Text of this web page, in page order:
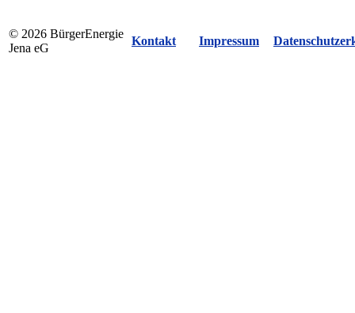
© 2026 BürgerEnergie
Jena eG
Kontakt Impressum